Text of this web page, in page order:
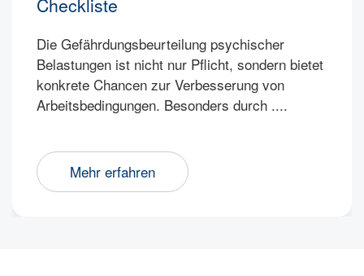
Checkliste
Die Gefährdungsbeurteilung psychischer
Belastungen ist nicht nur Pflicht, sondern bietet
konkrete Chancen zur Verbesserung von
Arbeitsbedingungen. Besonders durch ....
Mehr erfahren